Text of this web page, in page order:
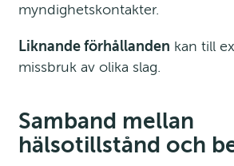
myndighetskontakter.
Liknande förhållanden kan till
missbruk av olika slag.
Samband mellan
hälsotillstånd och